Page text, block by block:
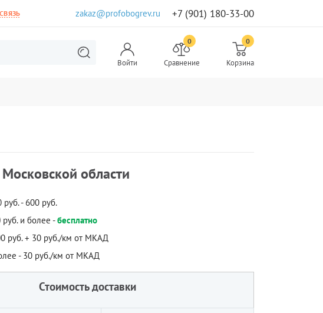
zakaz@profobogrev.ru +7 (901) 180-33-00
Войти
0
Сравнение
0
Корзина
области
- 600 руб.
и более -бесплатно
руб. + 30 руб./км от МКАД
- 30 руб./км от МКАД
Стоимость доставки